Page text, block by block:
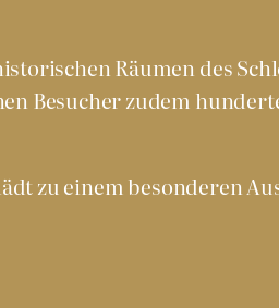
Räumen des
Besucher zudem
zu einem besonderen